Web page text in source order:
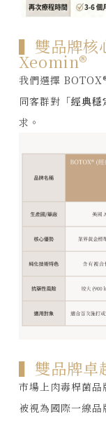
▍雙品牌核
Xeomin®
我們選擇
同客群對 「經典穩
求。
▍雙品牌卓
市場上肉毒桿菌
被視為國際一線